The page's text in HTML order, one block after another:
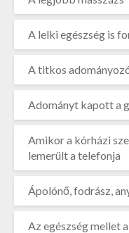
A lelki egészség is
A titkos
Adományt kapott a
Amikor a kórházi
lemerült a telefonja
Ápolónő, fodrász,
Az egészség mellet